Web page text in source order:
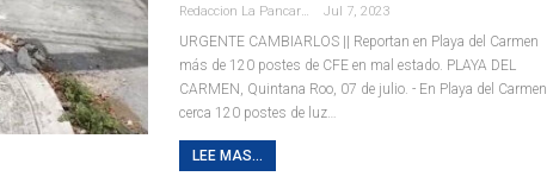
Jul 7, 2023
URGENTE CAMBIARLOS || Reportan en Playa del Carmen
más de 120 postes de CFE en mal estado. PLAYA DEL
CARMEN, Quintana Roo, 07 de julio. - En Playa del Carmen
cerca 120 postes de luz
LEE MAS...